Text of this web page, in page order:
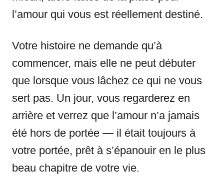
l’amour qui vous est réellement destiné.
Votre histoire ne demande qu’à
commencer, mais elle ne peut débuter
que lorsque vous lâchez ce qui ne vous
sert pas. Un jour, vous regarderez en
arrière et verrez que l’amour n’a jamais
été hors de portée — il était toujours à
votre portée, prêt à s’épanouir en le plus
beau chapitre de votre vie.